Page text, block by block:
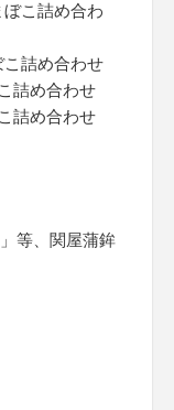
こ詰め合わ
詰め合わせ
詰め合わせ
詰め合わせ
等、関屋蒲鉾